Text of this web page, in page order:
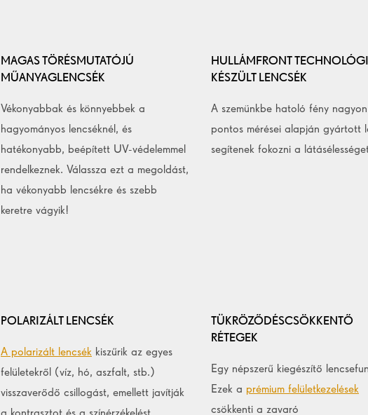
MAGAS TÖRÉSMUTATÓJÚ
MŰANYAGLENCSÉK
Vékonyabbak és könnyebbek a
hagyományos lencséknél, és
hatékonyabb, beépített UV-védelemmel
rendelkeznek. Válassza ezt a megoldást,
ha vékonyabb lencsékre és szebb
keretre vágyik!
HULLÁMFRONT
KÉSZÜLT LENCSÉK
A szemünkbe hatoló fény nagyon
pontos mérései alapján gyártott
segítenek fokozni a
POLARIZÁLT LENCSÉK
A polarizált lencsék kiszűrik az egyes
felületekről (víz, hó, aszfalt, stb.)
visszaverődő csillogást, emellett javítják
TÜKRÖZŐDÉSCSÖKKENTŐ
RÉTEGEK
Egy népszerű kiegészítő
Ezek a prémium felületkezelések
csökkenti a zavaró